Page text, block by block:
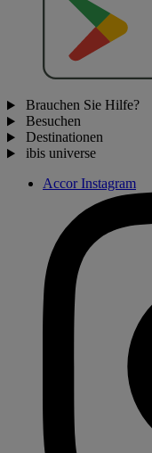
Brauchen Sie Hilfe?
Besuchen
Destinationen
ibis universe
Accor Instagram